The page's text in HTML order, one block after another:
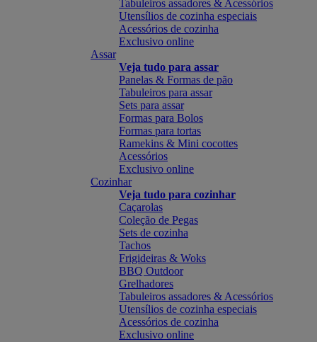
Tabuleiros assadores & Acessórios
Utensílios de cozinha especiais
Acessórios de cozinha
Exclusivo online
Assar
Veja tudo para assar
Panelas & Formas de pão
Tabuleiros para assar
Sets para assar
Formas para Bolos
Formas para tortas
Ramekins & Mini cocottes
Acessórios
Exclusivo online
Cozinhar
Veja tudo para cozinhar
Caçarolas
Coleção de Pegas
Sets de cozinha
Tachos
Frigideiras & Woks
BBQ Outdoor
Grelhadores
Tabuleiros assadores & Acessórios
Utensílios de cozinha especiais
Acessórios de cozinha
Exclusivo online